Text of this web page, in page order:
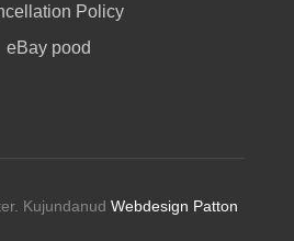
Policy
eBay pood
Kujundanud Webdesign Patton